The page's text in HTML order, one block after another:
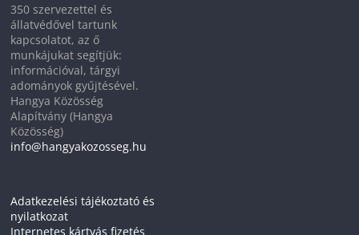
350 szervezettel és
állatvédővel tartunk
kapcsolatot, az ő
munkájukat segítjük:
információval, tárgyi
adományok gyűjtésével.
Hangya Közösség
Alapítvány (Hangya
Közösség)
info@hangyakozosseg.hu
Adatkezelési tájékoztató és
nyilatkozat
Internetes kártyás fizetés